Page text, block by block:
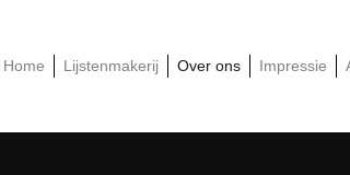
Home Lijstenmakerij Over ons Impressie